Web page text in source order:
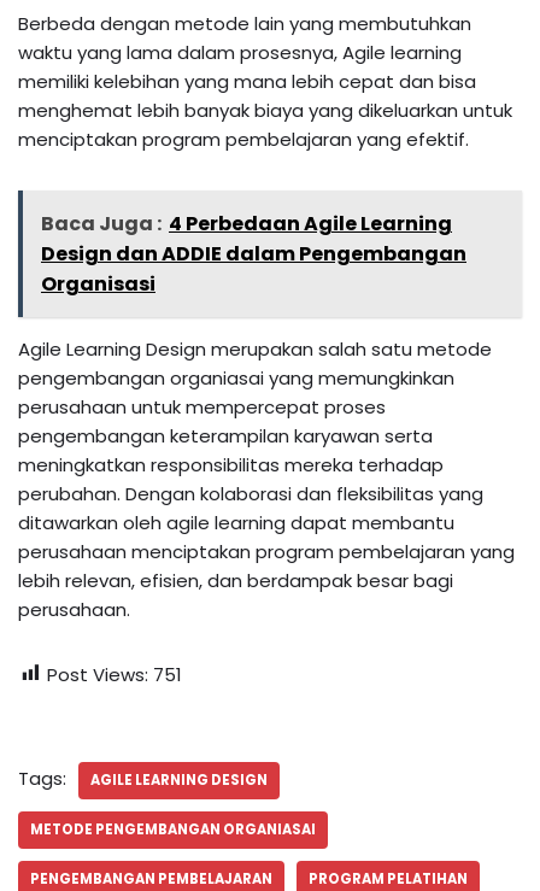
Berbeda dengan metode lain yang membutuhkan
waktu yang lama dalam prosesnya, Agile learning
memiliki kelebihan yang mana lebih cepat dan bisa
menghemat lebih banyak biaya yang dikeluarkan untuk
menciptakan program pembelajaran yang efektif.
Baca Juga : 4 Perbedaan Agile Learning
Design dan ADDIE dalam Pengembangan
Organisasi
Agile Learning Design merupakan salah satu metode
pengembangan organiasai yang memungkinkan
perusahaan untuk mempercepat proses
pengembangan keterampilan karyawan serta
meningkatkan responsibilitas mereka terhadap
perubahan. Dengan kolaborasi dan fleksibilitas yang
ditawarkan oleh agile learning dapat membantu
perusahaan menciptakan program pembelajaran yang
lebih relevan, efisien, dan berdampak besar bagi
perusahaan.
Post Views: 751
Tags: AGILE LEARNING DESIGN
METODE PENGEMBANGAN ORGANIASAI
PENGEMBANGAN PEMBELAJARAN PROGRAM PELATIHAN